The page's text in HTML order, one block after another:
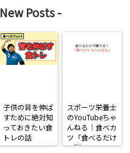
New Posts-
子供の背を伸ば
すために絶対知
っておきたい食
トレの話
スポーツ栄養士
のYouTubeちゃ
んねる｜食べカ
ツ「食べるだけ
で勝てる」